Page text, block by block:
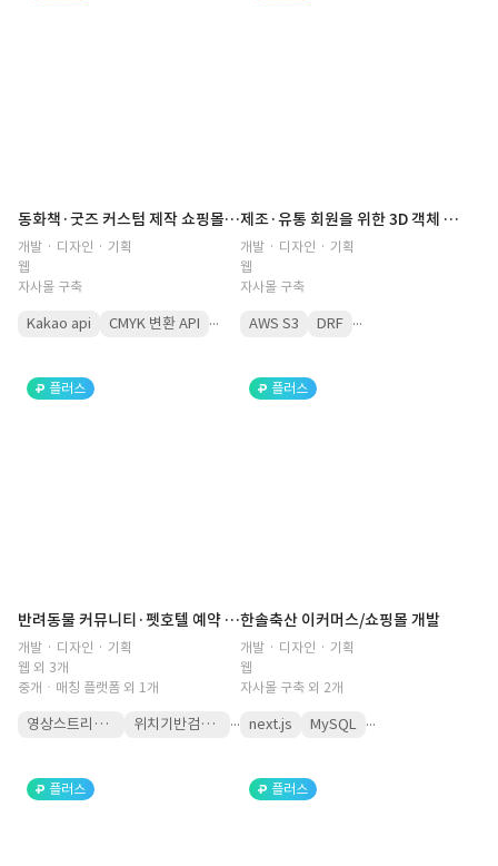
동화책·굿즈 커스텀 제작 쇼핑몰(커스터마이징, 개인화, 캐릭터, 맞춤형, PDF, CMYK 출력, 이미지, 효율성, 배송, 아동용, 학생, 디자인)
개발 · 디자인 · 기획
웹
자사몰 구축
Kakao api CMYK 변환 API ...
제조·유통 회원을 위한 3D 객체 구매 및 발주 플랫폼(3D 오브젝트, 3D 작업, 파일 다운로드, 파일 구매, 콘텐츠 구매, 매출 관리, 객체 관리, 상품 관리, 라이브러리)
개발 · 디자인 · 기획
웹
자사몰 구축
AWS S3 DRF ...
플러스
반려동물 커뮤니티·펫호텔 예약 플랫폼(펫 케어, 전문가 매칭, 질문, 질의응답, 영상 재생, 정보 공유, 서비스 제공, 쇼핑몰, 돌봄 서비스, 예약, 후기, 수의사, 상담)
개발 · 디자인 · 기획
웹 외 3개
중개ㆍ매칭 플랫폼 외 1개
영상스트리밍API 위치기반검색API ...
플러스
한솔축산 이커머스/쇼핑몰 개발
개발 · 디자인 · 기획
웹
자사몰 구축 외 2개
next.js MySQL ...
플러스 플러스